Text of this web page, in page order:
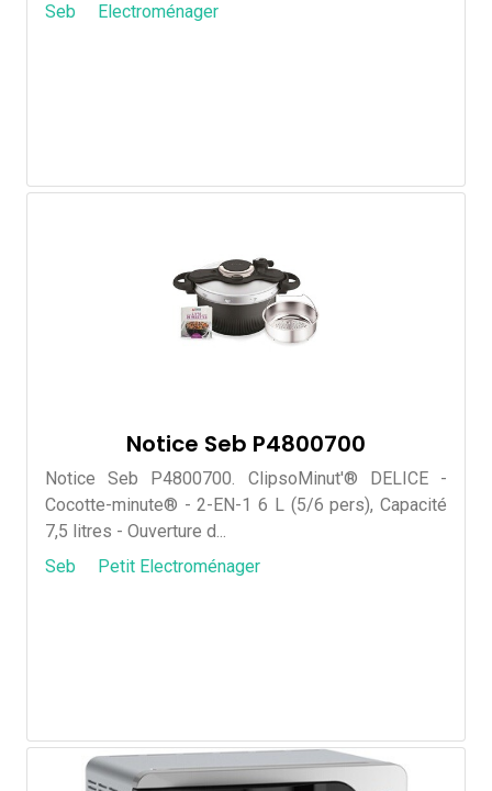
Seb Electroménager
Notice Seb P4800700
Notice Seb P4800700. ClipsoMinut'® DELICE -
Cocotte-minute® - 2-EN-1 6 L (5/6 pers), Capacité
7,5 litres - Ouverture d...
Seb
Petit Electroménager